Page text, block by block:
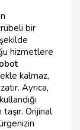
bir
hizmetlere
kalmaz,
Ayrıca,
Orijinal